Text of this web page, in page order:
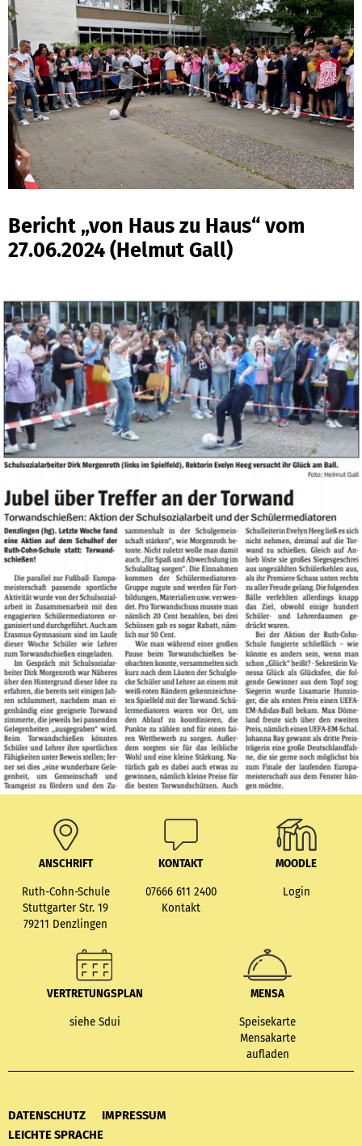
Bericht „von Haus zu Haus“ vom
27.06.2024 (Helmut Gall)
ANSCHRIFT
Ruth-Cohn-Schule
Stuttgarter Str. 19
79211 Denzlingen
KONTAKT
07666 611 2400
Kontakt
MOODLE
Login
VERTRETUNGSPLAN
siehe Sdui
MENSA
Speisekarte
Mensakarte
aufladen
DATENSCHUTZ
IMPRESSUM
LEICHTE SPRACHE